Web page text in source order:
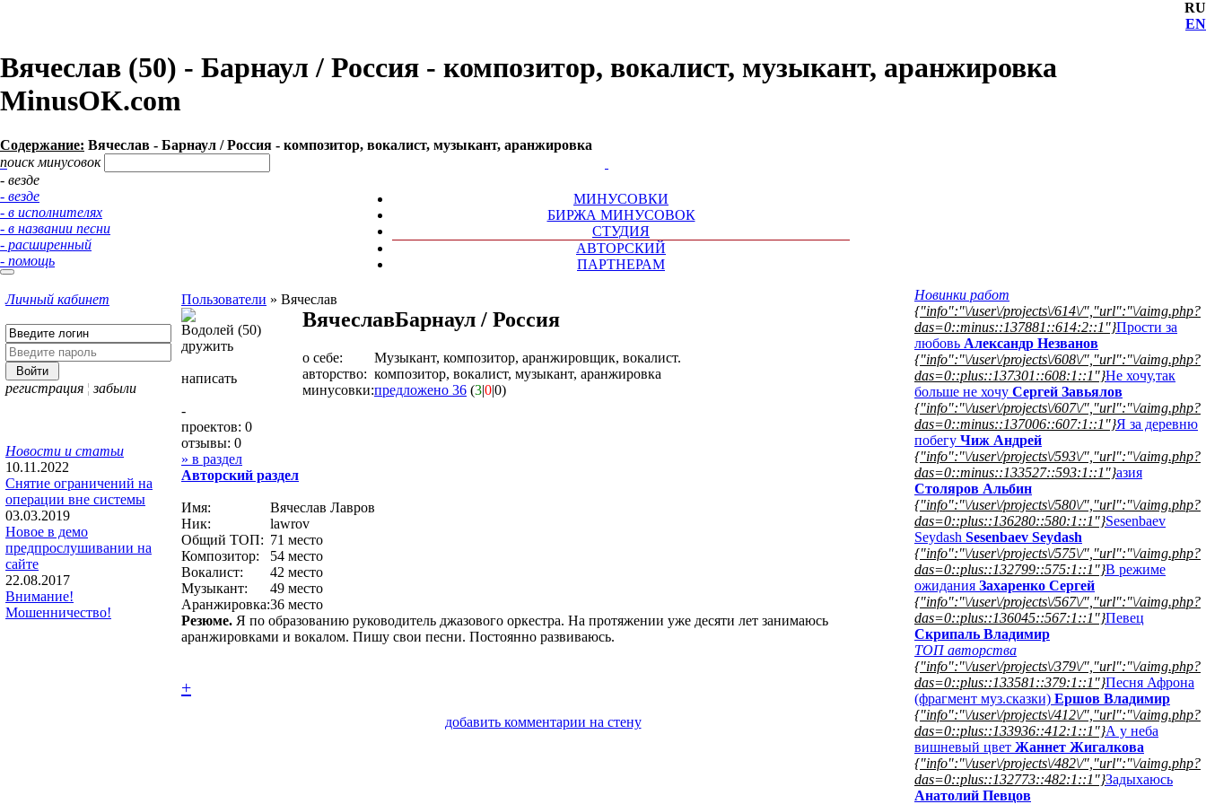
RU
EN
Вячеслав (50) - Барнаул / Россия - композитор, вокалист, музыкант, аранжировка
MinusOK.com
Содержание: Вячеслав - Барнаул / Россия - композитор, вокалист, музыкант, аранжировка
поиск минусовок
- везде
- везде
- в исполнителях
- в названии песни
- расширенный
- помощь
МИНУСОВКИ
БИРЖА МИНУСОВОК
СТУДИЯ
АВТОРСКИЙ
ПАРТНЕРАМ
Личный кабинет
регистрация ¦ забыли
Новости и статьи
10.11.2022
Снятие ограничений на
операции вне системы
03.03.2019
Новое в демо
предпрослушивании на
сайте
22.08.2017
Внимание!
Мошенничество!
Пользователи » Вячеслав
Водолей (50)
дружить
написать
ВячеславБарнаул / Россия
о себе:
Музыкант, композитор, аранжировщик, вокалист.
авторство: композитор, вокалист, музыкант, аранжировка
минусовки:предложено 36 (3|0|0)
-
проектов: 0
отзывы: 0
» в раздел
Авторcкий раздел
Имя:
Вячеслав Лавров
Ник:
lawrov
Общий ТОП: 71 место
Композитор:
54 место
Вокалист:
42 место
Музыкант:
49 место
Аранжировка:36 место
Резюме. Я по образованию руководитель джазового оркестра. На протяжении уже десяти лет занимаюсь
аранжировками и вокалом. Пишу свои песни. Постоянно развиваюсь.
+
добавить комментарии на стену
Новинки работ
{"info":"\/user\/projects\/614\/","url":"\/aimg.php?
das=0::minus::137881::614:2::1"}Прости за
любовь Александр Незванов
{"info":"\/user\/projects\/608\/","url":"\/aimg.php?
das=0::plus::137301::608:1::1"}Не хочу,так
больше не хочу Сергей Завьялов
{"info":"\/user\/projects\/607\/","url":"\/aimg.php?
das=0::minus::137006::607:1::1"}Я за деревню
побегу Чиж Андрей
{"info":"\/user\/projects\/593\/","url":"\/aimg.php?
das=0::minus::133527::593:1::1"}азия
Столяров Альбин
{"info":"\/user\/projects\/580\/","url":"\/aimg.php?
das=0::plus::136280::580:1::1"}Sesenbaev
Seydash Sesenbaev Seydash
{"info":"\/user\/projects\/575\/","url":"\/aimg.php?
das=0::plus::132799::575:1::1"}В режиме
ожидания Захаренко Сергей
{"info":"\/user\/projects\/567\/","url":"\/aimg.php?
das=0::plus::136045::567:1::1"}Певец
Скрипаль Владимир
ТОП авторства
{"info":"\/user\/projects\/379\/","url":"\/aimg.php?
das=0::plus::133581::379:1::1"}Песня Афрона
(фрагмент муз.сказки) Ершов Владимир
{"info":"\/user\/projects\/412\/","url":"\/aimg.php?
das=0::plus::133936::412:1::1"}А у неба
вишневый цвет Жаннет Жигалкова
{"info":"\/user\/projects\/482\/","url":"\/aimg.php?
das=0::plus::132773::482:1::1"}Задыхаюсь
Анатолий Певцов